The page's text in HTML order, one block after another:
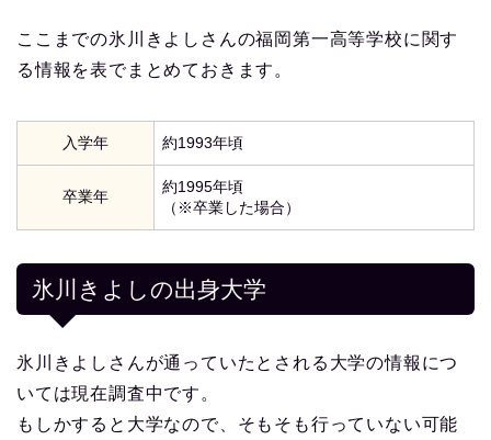
ここまでの氷川きよしさんの福岡第一高等学校に関す
る情報を表でまとめておきます。
入学年 約1993年頃
卒業年
約1995年頃
（※卒業した場合）
氷川きよしの出身大学
氷川きよしさんが通っていたとされる大学の情報につ
いては現在調査中です。
もしかすると大学なので、そもそも行っていない可能